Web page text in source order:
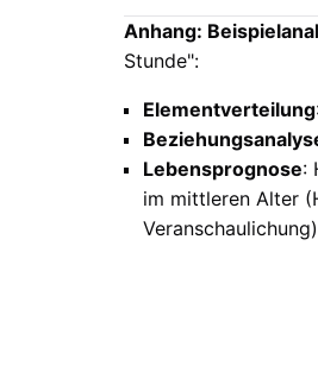
Anhang:
Stunde":
Elementverteilung
Lebensprognose:
im mittleren Alter
Veranschaulichung)